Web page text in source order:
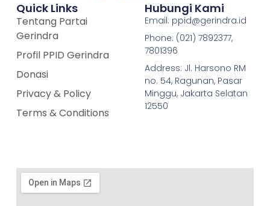
Quick Links
Tentang Partai
Gerindra
Profil PPID Gerindra
Donasi
Privacy & Policy
Terms & Conditions
Hubungi Kami
Email: ppid@gerindra.id
Phone: (021) 7892377,
7801396
Address: Jl. Harsono RM
no. 54, Ragunan, Pasar
Minggu, Jakarta Selatan
12550